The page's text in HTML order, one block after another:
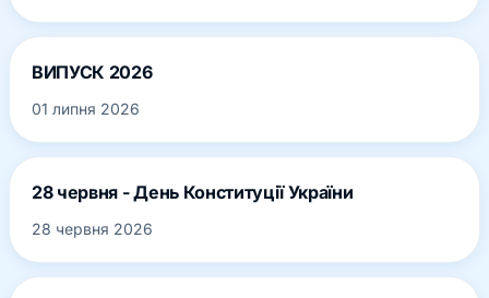
ВИПУСК 2026
01 липня 2026
28 червня - День Конституції України
28 червня 2026